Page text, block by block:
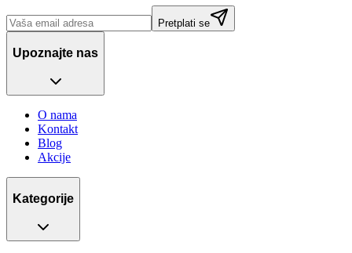
Pretplati se
Upoznajte nas
O nama
Kontakt
Blog
Akcije
Kategorije